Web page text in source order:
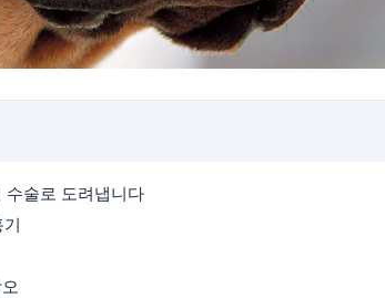
수술로 도려냅니다